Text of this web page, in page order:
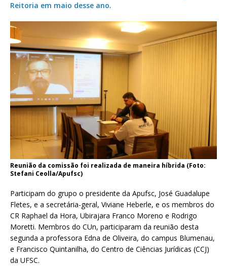
Reitoria em maio desse ano.
Reunião da comissão foi realizada de maneira híbrida (Foto:
Stefani Ceolla/Apufsc)
Participam do grupo o presidente da Apufsc, José Guadalupe
Fletes, e a secretária-geral, Viviane Heberle, e os membros do
CR Raphael da Hora, Ubirajara Franco Moreno e Rodrigo
Moretti. Membros do CUn, participaram da reunião desta
segunda a professora Edna de Oliveira, do campus Blumenau,
e Francisco Quintanilha, do Centro de Ciências Jurídicas (CCJ)
da UFSC.